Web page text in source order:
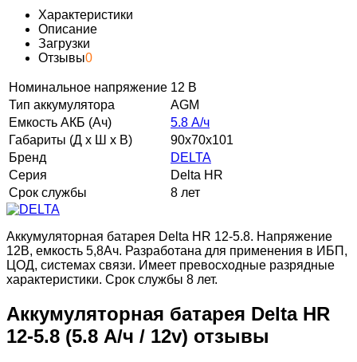
Характеристики
Описание
Загрузки
Отзывы0
Номинальное напряжение 12 В
Тип аккумулятора
AGM
Емкость АКБ (Ач)
5.8 А/ч
Габариты (Д х Ш х В)
90x70x101
Бренд
DELTA
Серия
Delta HR
Срок службы
8 лет
Аккумуляторная батарея Delta HR 12-5.8. Напряжение
12В, емкость 5,8Ач. Разработана для применения в ИБП,
ЦОД, системах связи. Имеет превосходные разрядные
характеристики. Срок службы 8 лет.
Аккумуляторная батарея Delta HR
12-5.8 (5.8 А/ч / 12v) отзывы